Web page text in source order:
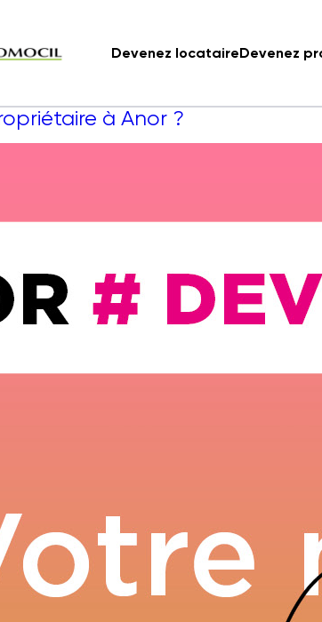
Devenez locataireDevenez
à Anor ?